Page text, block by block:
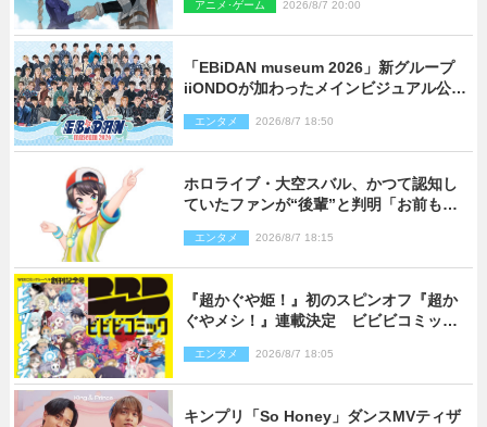
アニメ･ゲーム 2026/8/7 20:00
「EBiDAN museum 2026」新グループ
iiONDOが加わったメインビジュアル公
エンタメ 2026/8/7 18:50
ホロライブ・大空スバル、かつて認知し
ていたファンが“後輩”と判明「お前もし
エンタメ 2026/8/7 18:15
『超かぐや姫！』初のスピンオフ『超か
ぐやメシ！』連載決定 ビビビコミック
エンタメ 2026/8/7 18:05
キンプリ「So Honey」ダンスMVティザ